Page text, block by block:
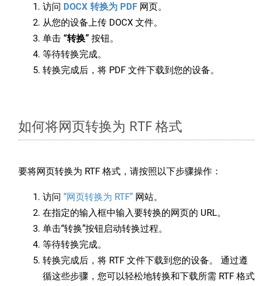
访问 DOCX 转换为 PDF 网页。
从您的设备上传 DOCX 文件。
单击 “转换” 按钮。
等待转换完成。
转换完成后，将 PDF 文件下载到您的设备。
如何将网页转换为 RTF 格式
要将网页转换为 RTF 格式，请按照以下步骤操作：
访问 “网页转换为 RTF” 网站。
在指定的输入框中输入要转换的网页的 URL。
单击“转换”按钮启动转换过程。
等待转换完成。
转换完成后，将 RTF 文件下载到您的设备。 通过遵
循这些步骤，您可以轻松地转换和下载所需 RTF 格式